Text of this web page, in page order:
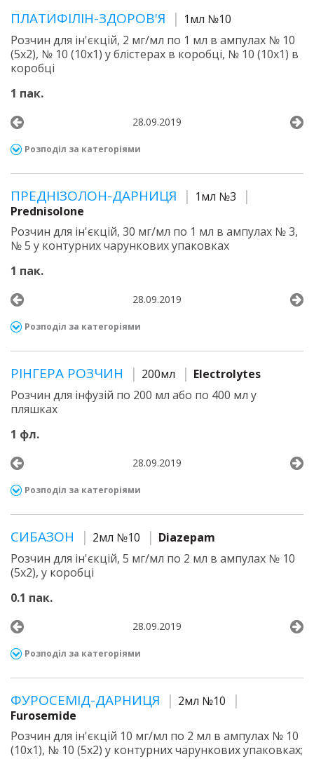
ПЛАТИФІЛІН-ЗДОРОВ'Я
1мл №10
Розчин для ін'єкцій, 2 мг/мл по 1 мл в ампулах № 10
(5х2), № 10 (10х1) у блістерах в коробці, № 10 (10х1) в
коробці
1 пак.
28.09.2019
Розподіл за категоріями
ПРЕДНІЗОЛОН-ДАРНИЦЯ
1мл №3
Prednisolone
Розчин для ін'єкцій, 30 мг/мл по 1 мл в ампулах № 3,
№ 5 у контурних чарункових упаковках
1 пак.
28.09.2019
Розподіл за категоріями
РІНГЕРА РОЗЧИН 200мл
Electrolytes
Розчин для інфузій по 200 мл або по 400 мл у
пляшках
1 фл.
28.09.2019
Розподіл за категоріями
СИБАЗОН 2мл №10
Diazepam
Розчин для ін'єкцій, 5 мг/мл по 2 мл в ампулах № 10
(5х2), у коробці
0.1 пак.
28.09.2019
Розподіл за категоріями
ФУРОСЕМІД-ДАРНИЦЯ
2мл №10
Furosemide
Розчин для ін'єкцій 10 мг/мл по 2 мл в ампулах № 10
(10х1), № 10 (5х2) у контурних чарункових упаковках;